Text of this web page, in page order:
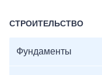
СТРОИТЕЛЬСТВО
Фундаменты